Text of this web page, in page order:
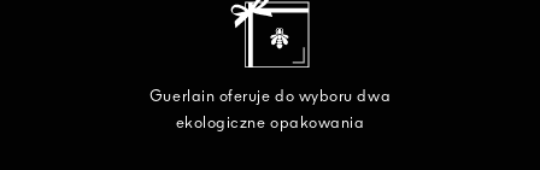
Guerlain oferuje do wyboru dwa
ekologiczne opakowania